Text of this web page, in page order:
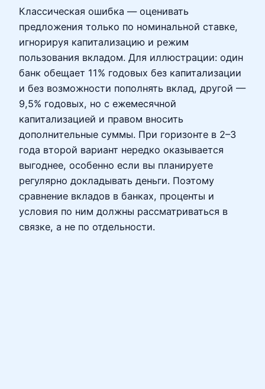
Классическая ошибка — оценивать
предложения только по номинальной ставке,
игнорируя капитализацию и режим
пользования вкладом. Для иллюстрации: один
банк обещает 11% годовых без капитализации
и без возможности пополнять вклад, другой —
9,5% годовых, но с ежемесячной
капитализацией и правом вносить
дополнительные суммы. При горизонте в 2–3
года второй вариант нередко оказывается
выгоднее, особенно если вы планируете
регулярно докладывать деньги. Поэтому
сравнение вкладов в банках, проценты и
условия по ним должны рассматриваться в
связке, а не по отдельности.